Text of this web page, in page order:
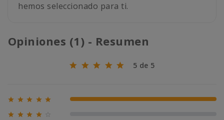
hemos seleccionado para ti.
Opiniones (1) - Resumen
5 de 5
     100% (1)
   